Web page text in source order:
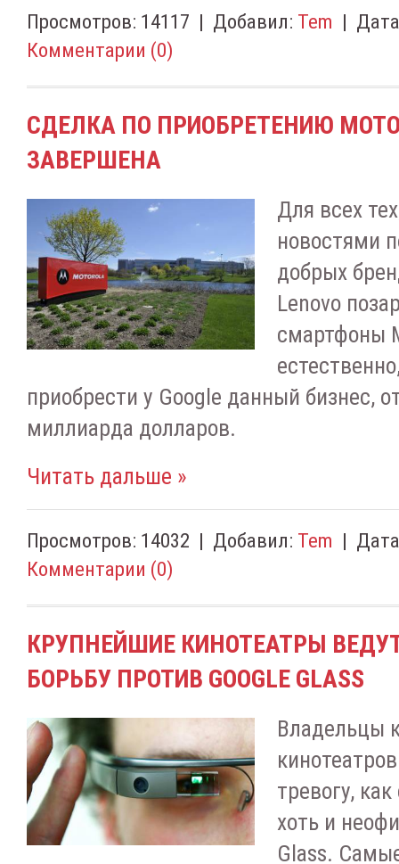
Просмотров: 14117 | Добавил: Tem |
Комментарии (0)
СДЕЛКА ПО ПРИОБРЕТЕНИЮ
ЗАВЕРШЕНА
Для всех
новостями
добрых
Lenovo
смартфоны
приобрести у Google данный бизнес,
миллиарда долларов.
Читать дальше »
Просмотров: 14032 | Добавил: Tem |
Комментарии (0)
КРУПНЕЙШИЕ КИНОТЕАТРЫ
БОРЬБУ ПРОТИВ GOOGLE GLASS
Владельцы
тревогу,
хоть и
Glass.